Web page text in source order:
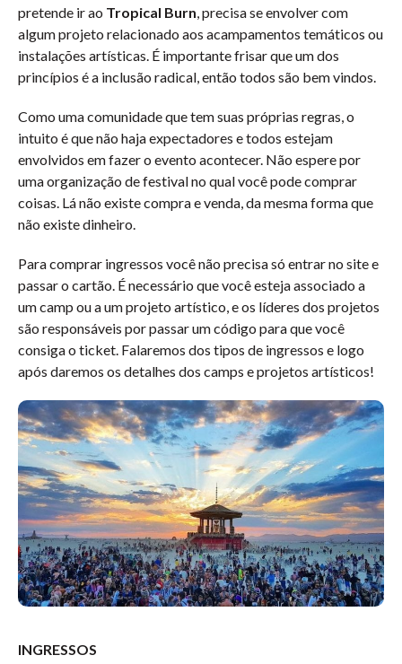
pretende ir ao Tropical Burn, precisa se envolver com
algum projeto relacionado aos acampamentos temáticos ou
instalações artísticas. É importante frisar que um dos
princípios é a inclusão radical, então todos são bem vindos.
Como uma comunidade que tem suas próprias regras, o
intuito é que não haja expectadores e todos estejam
envolvidos em fazer o evento acontecer. Não espere por
uma organização de festival no qual você pode comprar
coisas. Lá não existe compra e venda, da mesma forma que
não existe dinheiro.
Para comprar ingressos você não precisa só entrar no site e
passar o cartão. É necessário que você esteja associado a
um camp ou a um projeto artístico, e os líderes dos projetos
são responsáveis por passar um código para que você
consiga o ticket. Falaremos dos tipos de ingressos e logo
após daremos os detalhes dos camps e projetos artísticos!
INGRESSOS